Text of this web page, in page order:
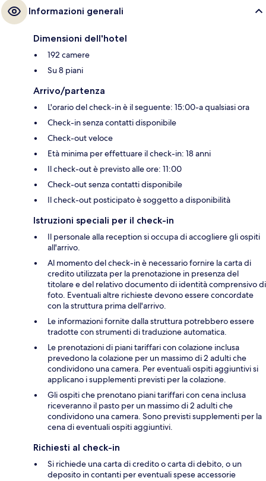
Informazioni generali
Dimensioni dell'hotel
192 camere
Su 8 piani
Arrivo/partenza
L'orario del check-in è il seguente: 15:00-a qualsiasi ora
Check-in senza contatti disponibile
Check-out veloce
Età minima per effettuare il check-in: 18 anni
Il check-out è previsto alle ore: 11:00
Check-out senza contatti disponibile
Il check-out posticipato è soggetto a disponibilità
Istruzioni speciali per il check-in
Il personale alla reception si occupa di accogliere gli ospiti
all'arrivo.
Al momento del check-in è necessario fornire la carta di
credito utilizzata per la prenotazione in presenza del
titolare e del relativo documento di identità comprensivo di
foto. Eventuali altre richieste devono essere concordate
con la struttura prima dell'arrivo.
Le informazioni fornite dalla struttura potrebbero essere
tradotte con strumenti di traduzione automatica.
Le prenotazioni di piani tariffari con colazione inclusa
prevedono la colazione per un massimo di 2 adulti che
condividono una camera. Per eventuali ospiti aggiuntivi si
applicano i supplementi previsti per la colazione.
Gli ospiti che prenotano piani tariffari con cena inclusa
riceveranno il pasto per un massimo di 2 adulti che
condividono una camera. Sono previsti supplementi per la
cena di eventuali ospiti aggiuntivi.
Richiesti al check-in
Si richiede una carta di credito o carta di debito, o un
deposito in contanti per eventuali spese accessorie